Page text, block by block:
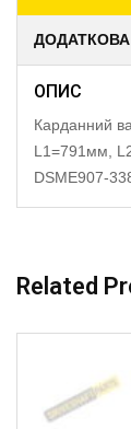
ОПИС
Карданний
L1=791мм,
DSME907-
Related